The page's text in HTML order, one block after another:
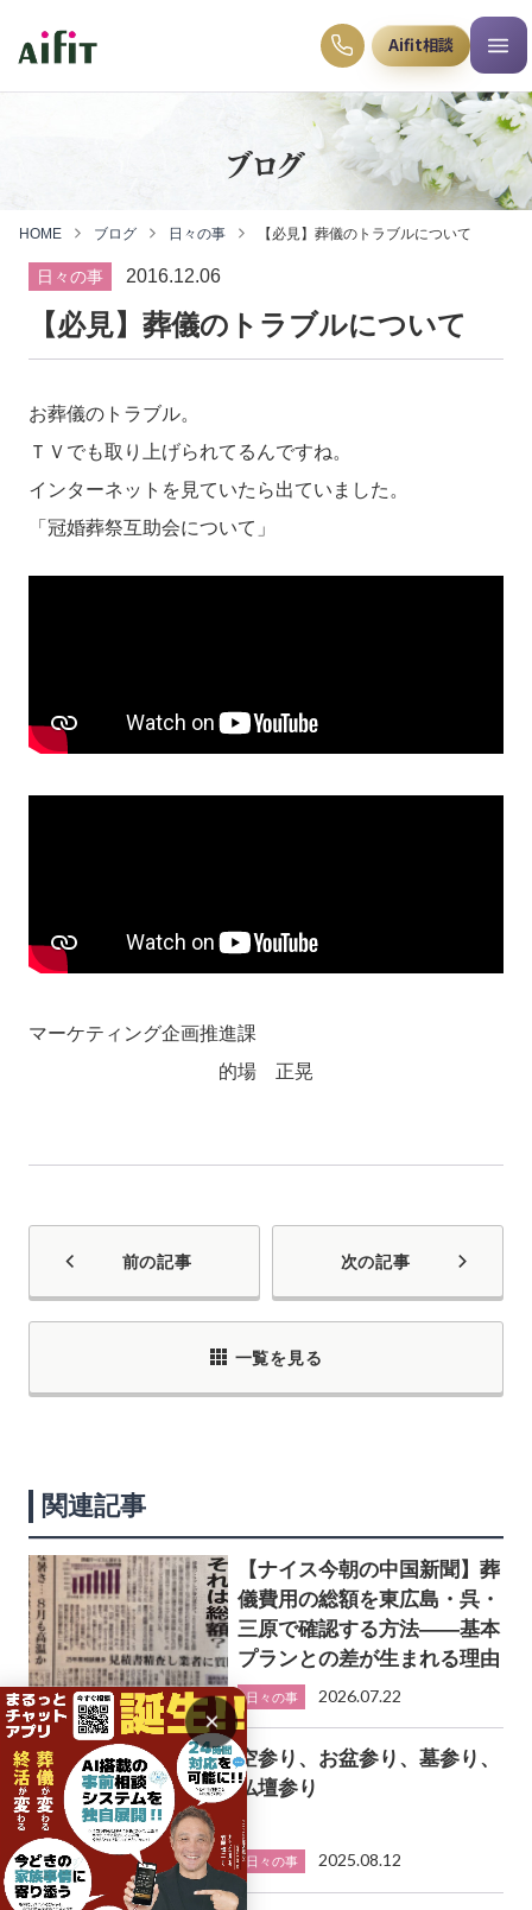
Aifit相談
ブログ
HOME ブログ 日々の事 【必見】葬儀のトラブルについて
日々の事 2016.12.06
【必見】葬儀のトラブルについて
お葬儀のトラブル。
ＴＶでも取り上げられてるんですね。
インターネットを見ていたら出ていました。
「冠婚葬祭互助会について」
マーケティング企画推進課
的場 正晃
前の記事 次の記事
一覧を見る
関連記事
【ナイス今朝の中国新聞】葬
儀費用の総額を東広島・呉・
三原で確認する方法――基本
プランとの差が生まれる理由
日々の事 2026.07.22
空参り、お盆参り、墓参り、
仏壇参り
日々の事 2025.08.12
×